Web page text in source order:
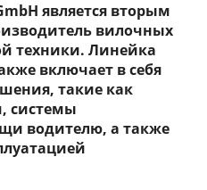
является вторым
вилочных
техники. Линейка
включает в себя
такие как
системы
водителю, а также